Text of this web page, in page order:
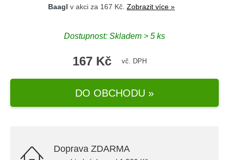
Baagl v akci za 167 Kč. Zobrazit více »
Dostupnost: Skladem > 5 ks
167 Kč vč. DPH
DO OBCHODU »
Doprava ZDARMA